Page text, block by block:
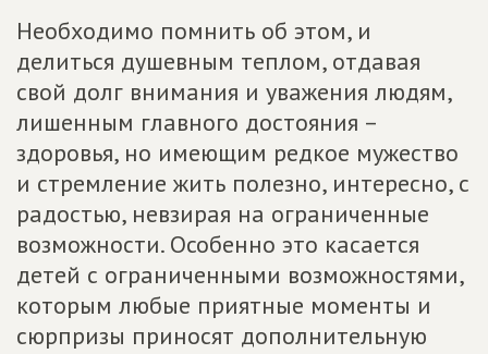
Необходимо помнить об этом, и
делиться душевным теплом, отдавая
свой долг внимания и уважения людям,
лишенным главного достояния –
здоровья, но имеющим редкое мужество
и стремление жить полезно, интересно, с
радостью, невзирая на ограниченные
возможности. Особенно это касается
детей с ограниченными возможностями,
которым любые приятные моменты и
сюрпризы приносят дополнительную